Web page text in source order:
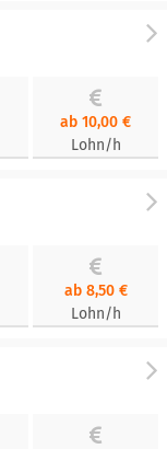
ab 10,00 €
Lohn/h
ab 8,50 €
Lohn/h